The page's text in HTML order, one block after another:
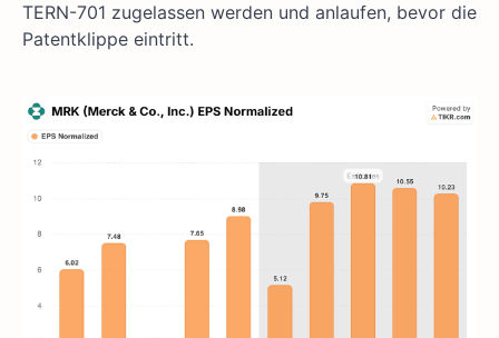
TERN-701 zugelassen werden und anlaufen, bevor die
Patentklippe eintritt.